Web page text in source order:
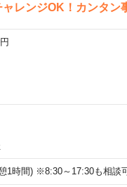
レンジOK！カンタン
時間) ※8:30～17:30も相談